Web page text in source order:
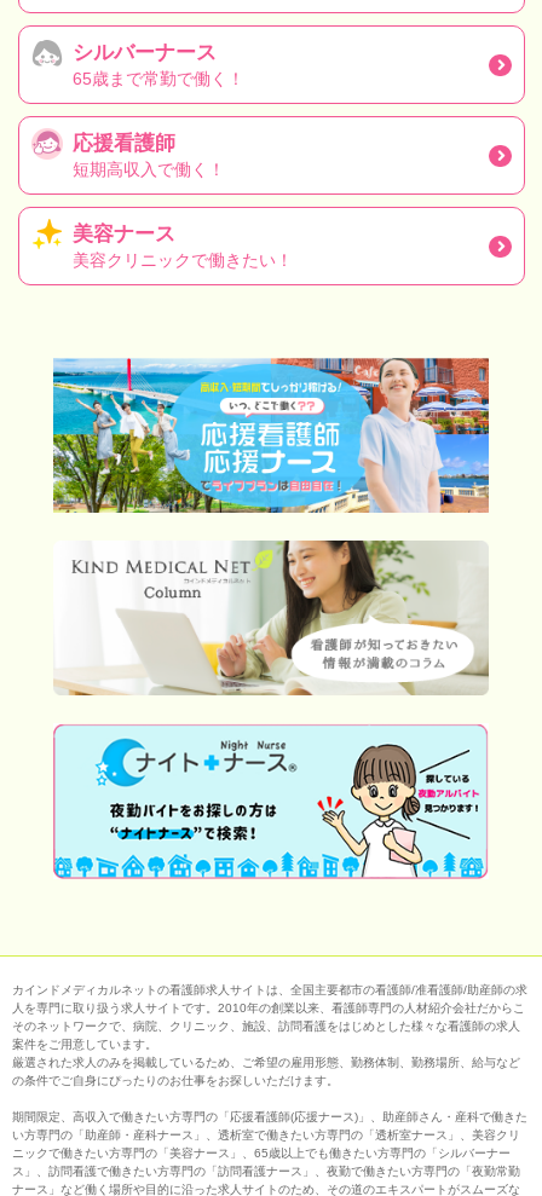
シルバーナース
65歳まで常勤で働く！
応援看護師
短期高収入で働く！
美容ナース
美容クリニックで働きたい！
カインドメディカルネットの看護師求人サイトは、全国主要都市の看護師/准看護師/助産師の求
人を専門に取り扱う求人サイトです。2010年の創業以来、看護師専門の人材紹介会社だからこ
そのネットワークで、病院、クリニック、施設、訪問看護をはじめとした様々な看護師の求人
案件をご用意しています。
厳選された求人のみを掲載しているため、ご希望の雇用形態、勤務体制、勤務場所、給与など
の条件でご自身にぴったりのお仕事をお探しいただけます。
期間限定、高収入で働きたい方専門の「応援看護師(応援ナース)」、助産師さん・産科で働きた
い方専門の「助産師・産科ナース」、透析室で働きたい方専門の「透析室ナース」、美容クリ
ニックで働きたい方専門の「美容ナース」、65歳以上でも働きたい方専門の「シルバーナー
ス」、訪問看護で働きたい方専門の「訪問看護ナース」、夜勤で働きたい方専門の「夜勤常勤
ナース」など働く場所や目的に沿った求人サイトのため、その道のエキスパートがスムーズな